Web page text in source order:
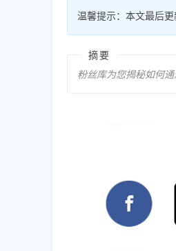
温馨提示：本文最后
摘要
粉丝库为您揭秘如何